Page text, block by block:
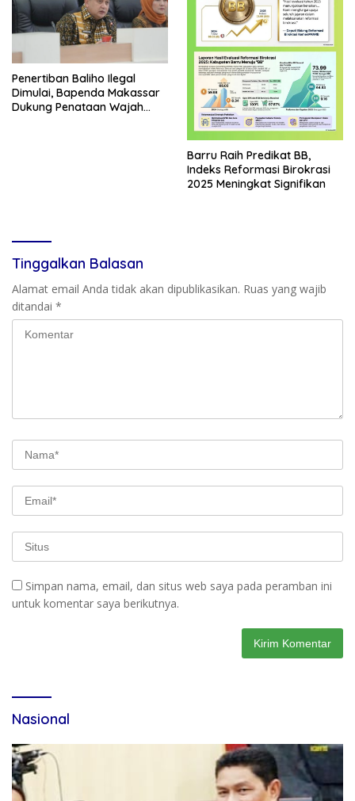
Penertiban Baliho Ilegal
Dimulai, Bapenda Makassar
Dukung Penataan Wajah
Barru Raih Predikat BB,
Indeks Reformasi Birokrasi
2025 Meningkat Signifikan
Tinggalkan Balasan
Alamat email Anda tidak akan dipublikasikan. Ruas yang wajib
ditandai *
Simpan nama, email, dan situs web saya pada peramban ini
untuk komentar saya berikutnya.
Nasional